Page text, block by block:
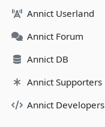
Annict Userland
Annict Forum
Annict DB
Annict Supporters
Annict Developers